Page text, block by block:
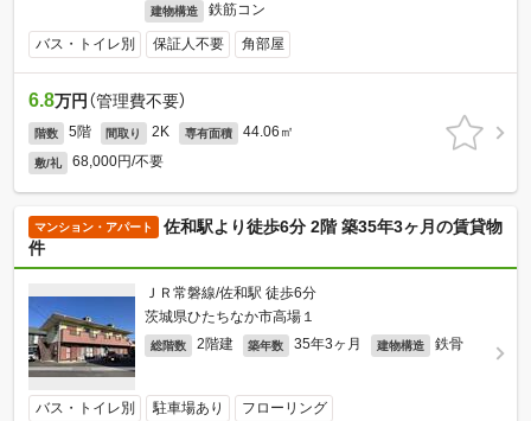
建物構造 鉄筋コン
バス・トイレ別 保証人不要 角部屋
6.8万円 （管理費不要）
階数 5階 間取り 2K 専有面積 44.06㎡
敷/礼 68,000円/不要
マンション・アパート
佐和駅より徒歩6分 2階 築35年3ヶ月の賃貸物
件
ＪＲ常磐線/佐和駅 徒歩6分
茨城県ひたちなか市高場１
総階数 2階建 築年数 35年3ヶ月 建物構造 鉄骨
バス・トイレ別 駐車場あり フローリング